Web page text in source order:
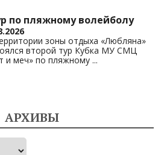
по пляжному волейболу
зоны отдыха «Любляна»
второй тур Кубка МУ СМЦ
и меч» по пляжному ...
АРХИВЫ